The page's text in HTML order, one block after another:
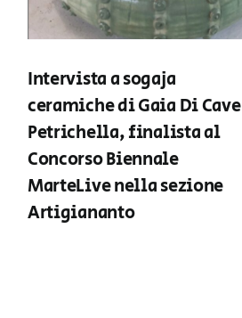
Intervista a sogaja
ceramiche di Gaia Di Cave
Petrichella, finalista al
Concorso Biennale
MarteLive nella sezione
Artigiananto